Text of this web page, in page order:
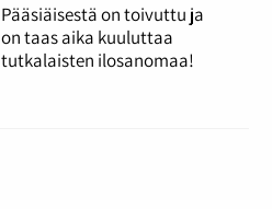
Pääsiäisestä on toivuttu ja
on taas aika kuuluttaa
tutkalaisten ilosanomaa!